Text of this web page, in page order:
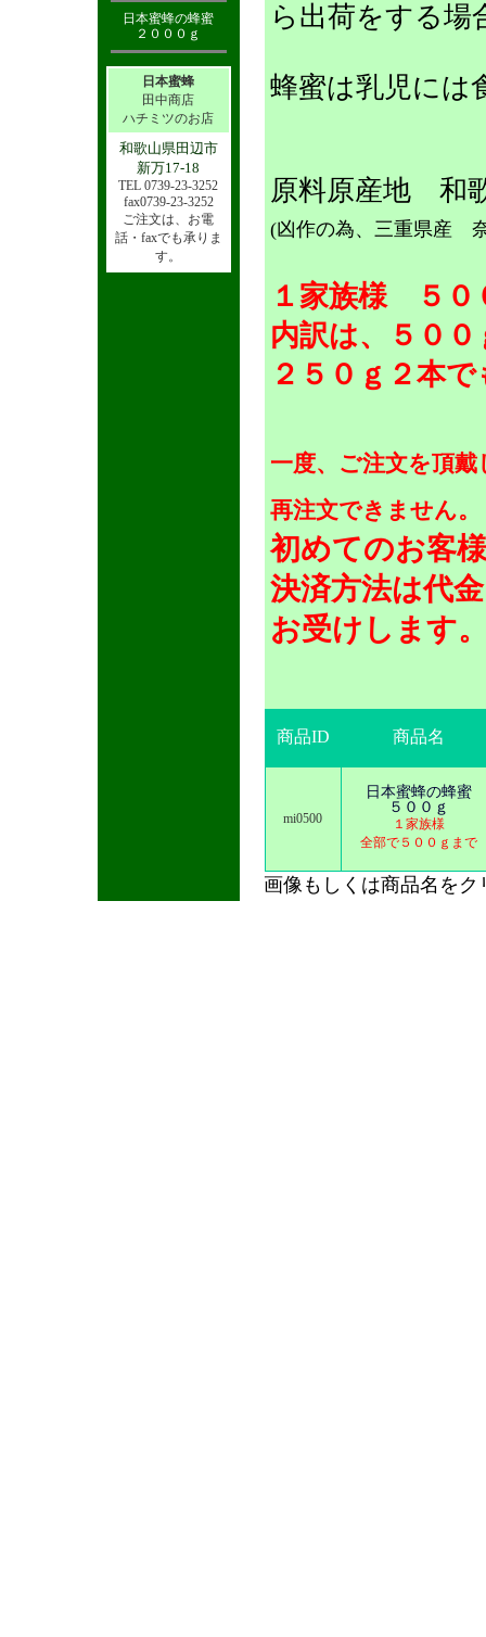
日本蜜蜂の蜂蜜
２０００ｇ
日本蜜蜂
田中商店
ハチミツのお店
和歌山県田辺市
新万17-18
TEL 0739-23-3252
fax0739-23-3252
ご注文は、お電
話・faxでも承りま
す。
ら出荷をする場
蜂蜜は乳児には
原料原産地 和
(凶作の為、三重県産
１家族様 ５０
内訳は、５０
２５０ｇ２本で
一度、ご注文を頂
再注文できません。
初めてのお客
決済方法は代
お受けします
商品ID 商品名
mi0500
日本蜜蜂の蜂蜜
５００ｇ
１家族様
全部で５００ｇまで
画像もしくは商品名を